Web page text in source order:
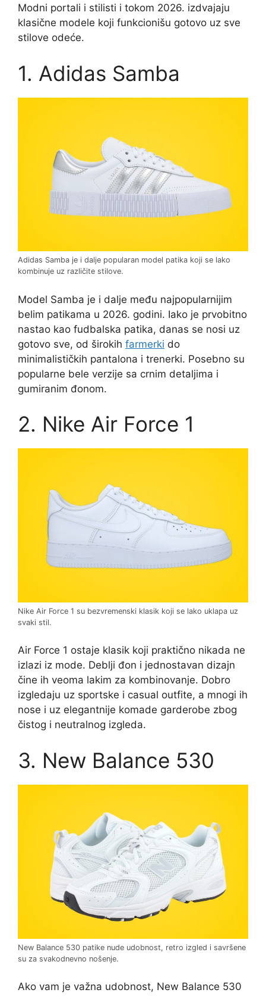
Modni portali i stilisti i tokom 2026. izdvajaju
klasične modele koji funkcionišu gotovo uz sve
stilove odeće.
1. Adidas Samba
Adidas Samba je i dalje popularan model patika koji se lako
kombinuje uz različite stilove.
Model Samba je i dalje među najpopularnijim
belim patikama u 2026. godini. Iako je prvobitno
nastao kao fudbalska patika, danas se nosi uz
gotovo sve, od širokih farmerki do
minimalističkih pantalona i trenerki. Posebno su
popularne bele verzije sa crnim detaljima i
gumiranim đonom.
2. Nike Air Force 1
Nike Air Force 1 su bezvremenski klasik koji se lako uklapa uz
svaki stil.
Air Force 1 ostaje klasik koji praktično nikada ne
izlazi iz mode. Deblji đon i jednostavan dizajn
čine ih veoma lakim za kombinovanje. Dobro
izgledaju uz sportske i casual outfite, a mnogi ih
nose i uz elegantnije komade garderobe zbog
čistog i neutralnog izgleda.
3. New Balance 530
New Balance 530 patike nude udobnost, retro izgled i savršene
su za svakodnevno nošenje.
Ako vam je važna udobnost, New Balance 530